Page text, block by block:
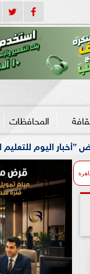
المحافظات
وزيرا